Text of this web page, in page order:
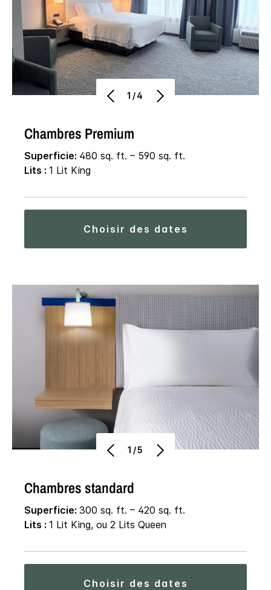
1/4
Chambres Premium
Superficie: 480 sq. ft. – 590 sq. ft.
Lits : 1 Lit King
choisir des dates
1/5
Chambres standard
Superficie: 300 sq. ft. – 420 sq. ft.
Lits : 1 Lit King, ou 2 Lits Queen
choisir des dates